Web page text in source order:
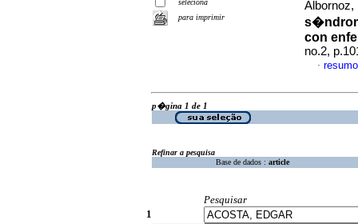
seleciona
para imprimir
con
no.2,
·
p�gina 1 de 1
Refinar a pesquisa
Base de dados : article
Pesquisar
1